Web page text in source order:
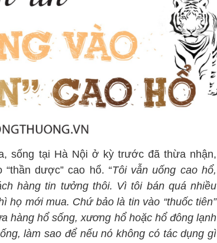
sống tại Hà Nội ở kỳ trước đã thừa nhận,
dược” cao hổ. “Tôi vẫn uống cao hổ,
hàng tin tưởng thôi. Vì tôi bán quá nhiều
họ mới mua. Chứ bảo là tin vào “thuốc tiên”
hàng hổ sống, xương hổ hoặc hổ đông lạnh
làm sao để nếu nó không có tác dụng gì